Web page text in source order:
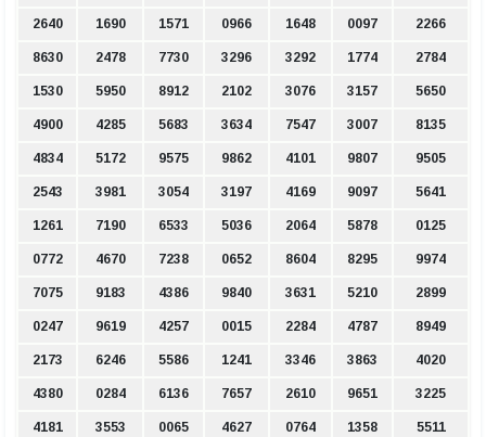
2640 1690 1571 0966 1648 0097 2266
8630 2478 7730 3296 3292 1774 2784
1530 5950 8912 2102 3076 3157 5650
4900 4285 5683 3634 7547 3007 8135
4834 5172 9575 9862 4101 9807 9505
2543 3981 3054 3197 4169 9097 5641
1261 7190 6533 5036 2064 5878 0125
0772 4670 7238 0652 8604 8295 9974
7075 9183 4386 9840 3631 5210 2899
0247 9619 4257 0015 2284 4787 8949
2173 6246 5586 1241 3346 3863 4020
4380 0284 6136 7657 2610 9651 3225
4181 3553 0065 4627 0764 1358 5511